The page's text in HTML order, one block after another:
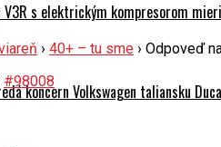
V3R s elektrickým kompresorom
koncern Volkswagen taliansku
› 40+ – tu sme › Odpoveď
#98008